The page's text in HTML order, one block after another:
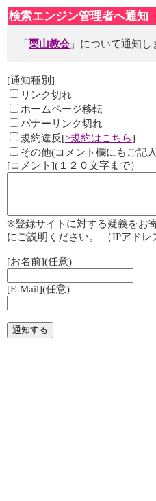
検索エンジン管理者へ通知
「 栗山教会 」について通知し
[通知種別]
リンク切れ
ホームページ移転
バナーリンク切れ
規約違反[>規約はこちら]
その他(コメント欄にもご記
[コメント](１２０文字まで）
※登録サイトに対する疑義をお
にご説明ください。 （IPアドレ
[お名前](任意)
[E-Mail](任意)